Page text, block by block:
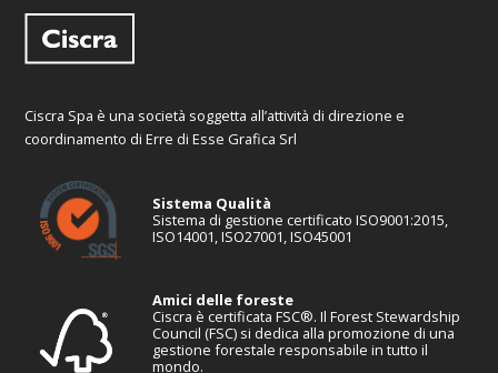
Ciscra Spa è una società soggetta all’attività di direzione e
coordinamento di Erre di Esse Grafica Srl
Sistema Qualità
Sistema di gestione certificato ISO9001:2015,
ISO14001, ISO27001, ISO45001
Amici delle foreste
Ciscra è certificata FSC®. Il Forest Stewardship
Council (FSC) si dedica alla promozione di una
gestione forestale responsabile in tutto il
mondo.